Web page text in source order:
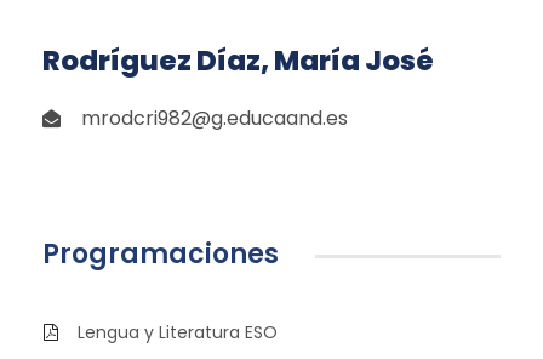
Rodríguez Díaz, María José
mrodcri982@g.educaand.es
Programaciones
Lengua y Literatura ESO